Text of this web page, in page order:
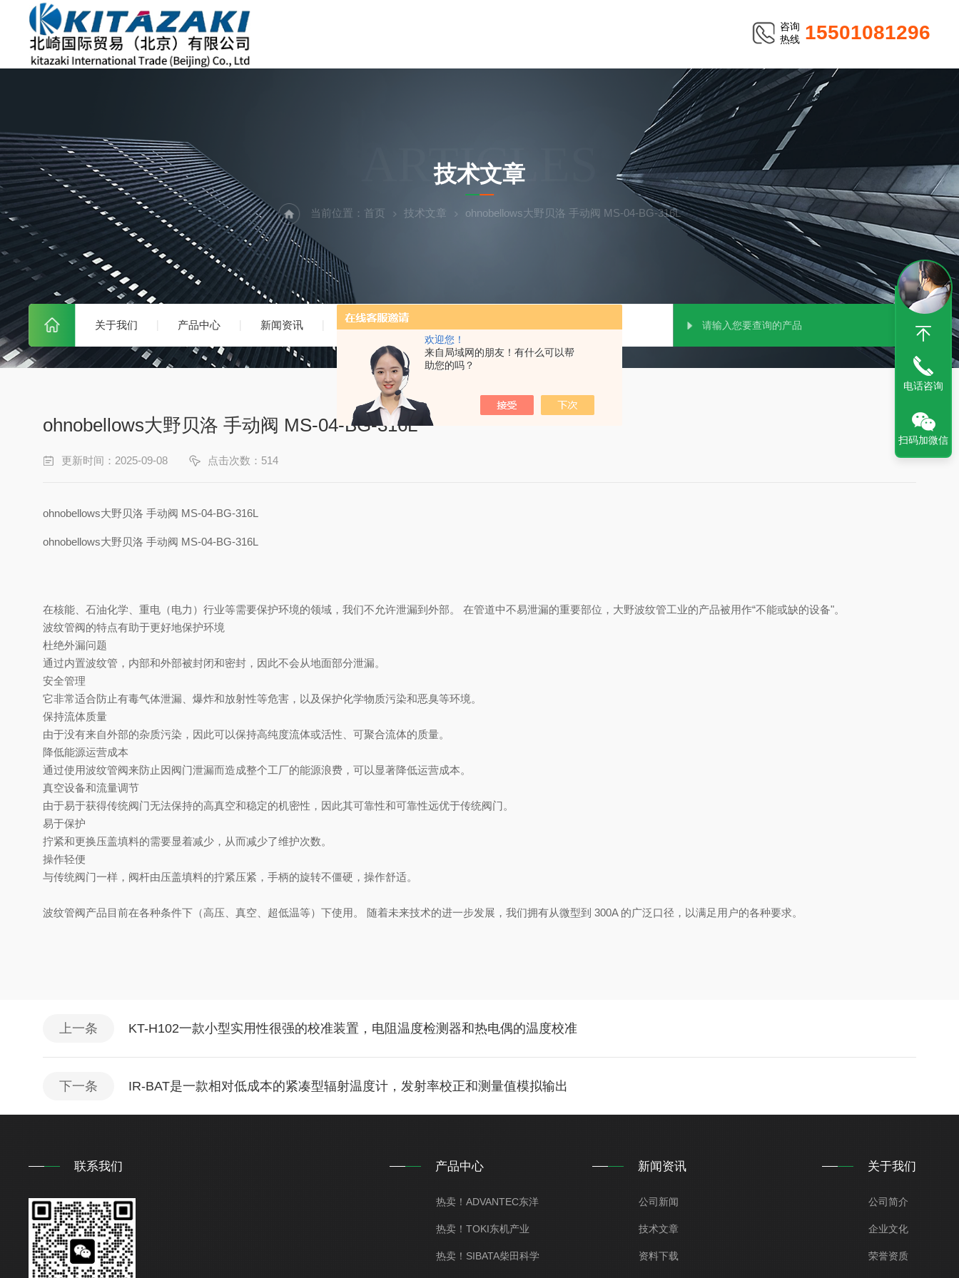
欢迎您！
来自局域网的朋友！有什么可以帮
助您的吗？
咨询
热线 15501081296
关于我们 产品中心 新闻资讯 技术文章
ARTICLES
技术文章
当前位置： 首页 技术文章 ohnobellows大野贝洛 手动阀 MS-04-BG-316L
ohnobellows大野贝洛 手动阀 MS-04-BG-316L
更新时间：2025-09-08 点击次数：514
ohnobellows大野贝洛 手动阀 MS-04-BG-316L
ohnobellows大野贝洛 手动阀 MS-04-BG-316L
在核能、石油化学、重电（电力）行业等需要保护环境的领域，我们不允许泄漏到外部。 在管道中不易泄漏的重要部位，大野波纹管工业的产品被用作“不能或缺的设备"。
波纹管阀的特点有助于更好地保护环境
杜绝外漏问题
通过内置波纹管，内部和外部被封闭和密封，因此不会从地面部分泄漏。
安全管理
它非常适合防止有毒气体泄漏、爆炸和放射性等危害，以及保护化学物质污染和恶臭等环境。
保持流体质量
由于没有来自外部的杂质污染，因此可以保持高纯度流体或活性、可聚合流体的质量。
降低能源运营成本
通过使用波纹管阀来防止因阀门泄漏而造成整个工厂的能源浪费，可以显著降低运营成本。
真空设备和流量调节
由于易于获得传统阀门无法保持的高真空和稳定的机密性，因此其可靠性和可靠性远优于传统阀门。
易于保护
拧紧和更换压盖填料的需要显着减少，从而减少了维护次数。
操作轻便
与传统阀门一样，阀杆由压盖填料的拧紧压紧，手柄的旋转不僵硬，操作舒适。
波纹管阀产品目前在各种条件下（高压、真空、超低温等）下使用。 随着未来技术的进一步发展，我们拥有从微型到 300A 的广泛口径，以满足用户的各种要求。
上一条 KT-H102一款小型实用性很强的校准装置，电阻温度检测器和热电偶的温度校准
下一条 IR-BAT是一款相对低成本的紧凑型辐射温度计，发射率校正和测量值模拟输出
联系我们 产品中心
热卖！ADVANTEC东洋
热卖！TOKI东机产业
热卖！SIBATA柴田科学
新闻资讯
公司新闻
技术文章
资料下载
关于我们
公司简介
企业文化
荣誉资质
电话咨询
扫码加微信